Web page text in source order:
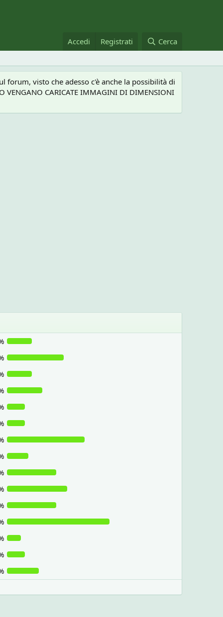
Accedi Registrati Cerca
forum, visto che adesso c'è anche la possibilità di
CARICATE IMMAGINI DI DIMENSIONI